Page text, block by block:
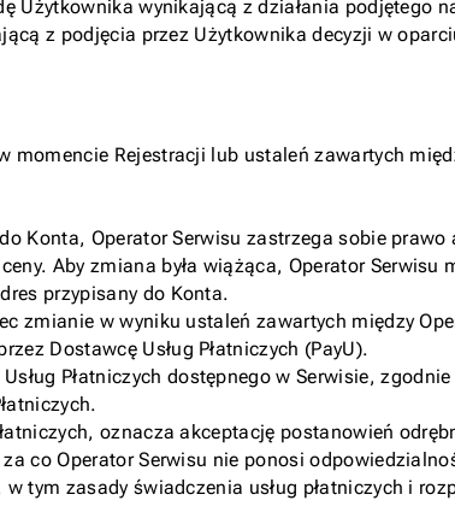
Użytkownika wynikającą z działania podjętego
z podjęcia przez Użytkownika decyzji w
Rejestracji lub ustaleń zawartych
Konta, Operator Serwisu zastrzega sobie
Aby zmiana była wiążąca, Operator
przypisany do Konta.
zmianie w wyniku ustaleń zawartych między
Dostawcę Usług Płatniczych (PayU).
Płatniczych dostępnego w Serwisie,
oznacza akceptację postanowień
co Operator Serwisu nie ponosi
tym zasady świadczenia usług płatniczych i